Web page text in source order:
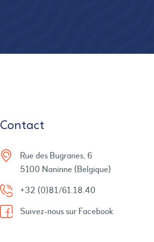
Contact
Rue des Bugranes, 6
5100 Naninne (Belgique)
+32 (0)81/61.18.40
Suivez-nous sur Facebook